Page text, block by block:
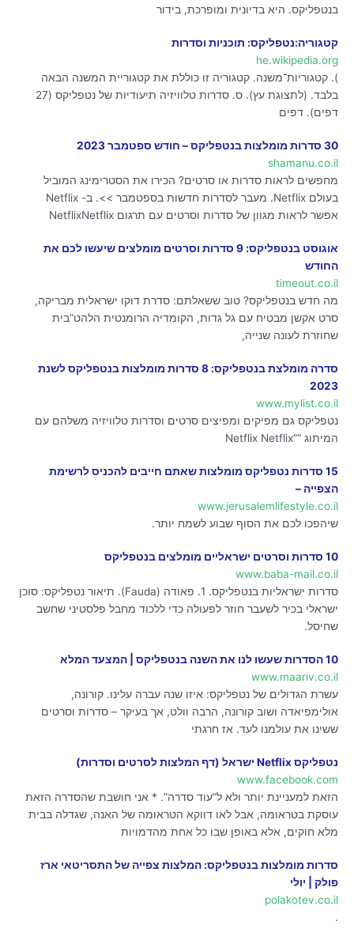
בנטפליקס. היא בדיונית ומופרכת, בידור
קטגוריה:נטפליקס: תוכניות וסדרות
he.wikipedia.org
). קטגוריות־משנה. קטגוריה זו כוללת את קטגוריית המשנה הבאה
בלבד. (לתצוגת עץ). ס. סדרות טלוויזיה תיעודיות של נטפליקס‏ (27
דפים). דפים
30 סדרות מומלצות בנטפליקס – חודש ספטמבר 2023
shamanu.co.il
מחפשים לראות סדרות או סרטים? הכירו את הסטרימינג המוביל
בעולם Netflix. מעבר לסדרות חדשות בספטמבר >>. ב- Netflix
אפשר לראות מגוון של סדרות וסרטים עם תרגום NetflixNetflix
אוגוסט בנטפליקס: 9 סדרות וסרטים מומלצים שיעשו לכם את
החודש
timeout.co.il
מה חדש בנטפליקס? טוב ששאלתם: סדרת דוקו ישראלית מבריקה,
סרט אקשן מבטיח עם גל גדות, הקומדיה הרומנטית הלהט”בית
שחוזרת לעונה שנייה,
סדרה מומלצת בנטפליקס: 8 סדרות מומלצות בנטפליקס לשנת
2023
www.mylist.co.il
נטפליקס גם מפיקים ומפיצים סרטים וסדרות טלוויזיה משלהם עם
המיתוג “”Netflix Netflix
15 סדרות נטפליקס מומלצות שאתם חייבים להכניס לרשימת
הצפייה –
www.jerusalemlifestyle.co.il
שיהפכו לכם את הסוף שבוע לשמח יותר.
10 סדרות וסרטים ישראליים מומלצים בנטפליקס
www.baba-mail.co.il
סדרות ישראליות בנטפליקס. 1. פאודה (Fauda). תיאור נטפליקס: סוכן
ישראלי בכיר לשעבר חוזר לפעולה כדי ללכוד מחבל פלסטיני שחשב
שחיסל.
10 הסדרות שעשו לנו את השנה בנטפליקס | המצעד המלא
www.maariv.co.il
עשרת הגדולים של נטפליקס: איזו שנה עברה עלינו. קורונה,
אולימפיאדה ושוב קורונה, הרבה וולט, אך בעיקר – סדרות וסרטים
ששינו את עולמנו לעד. אז חרגתי
נטפליקס Netflix ישראל (דף המלצות לסרטים וסדרות)
www.facebook.com
הזאת למעניינת יותר ולא ל”עוד סדרה”. * אני חושבת שהסדרה הזאת
עוסקת בטראומה, אבל לאו דווקא הטראומה של האנה, שגדלה בבית
מלא חוקים, אלא באופן שבו כל אחת מהדמויות
סדרות מומלצות בנטפליקס: המלצות צפייה של התסריטאי ארז
פולק | יולי
polakotev.co.il
.